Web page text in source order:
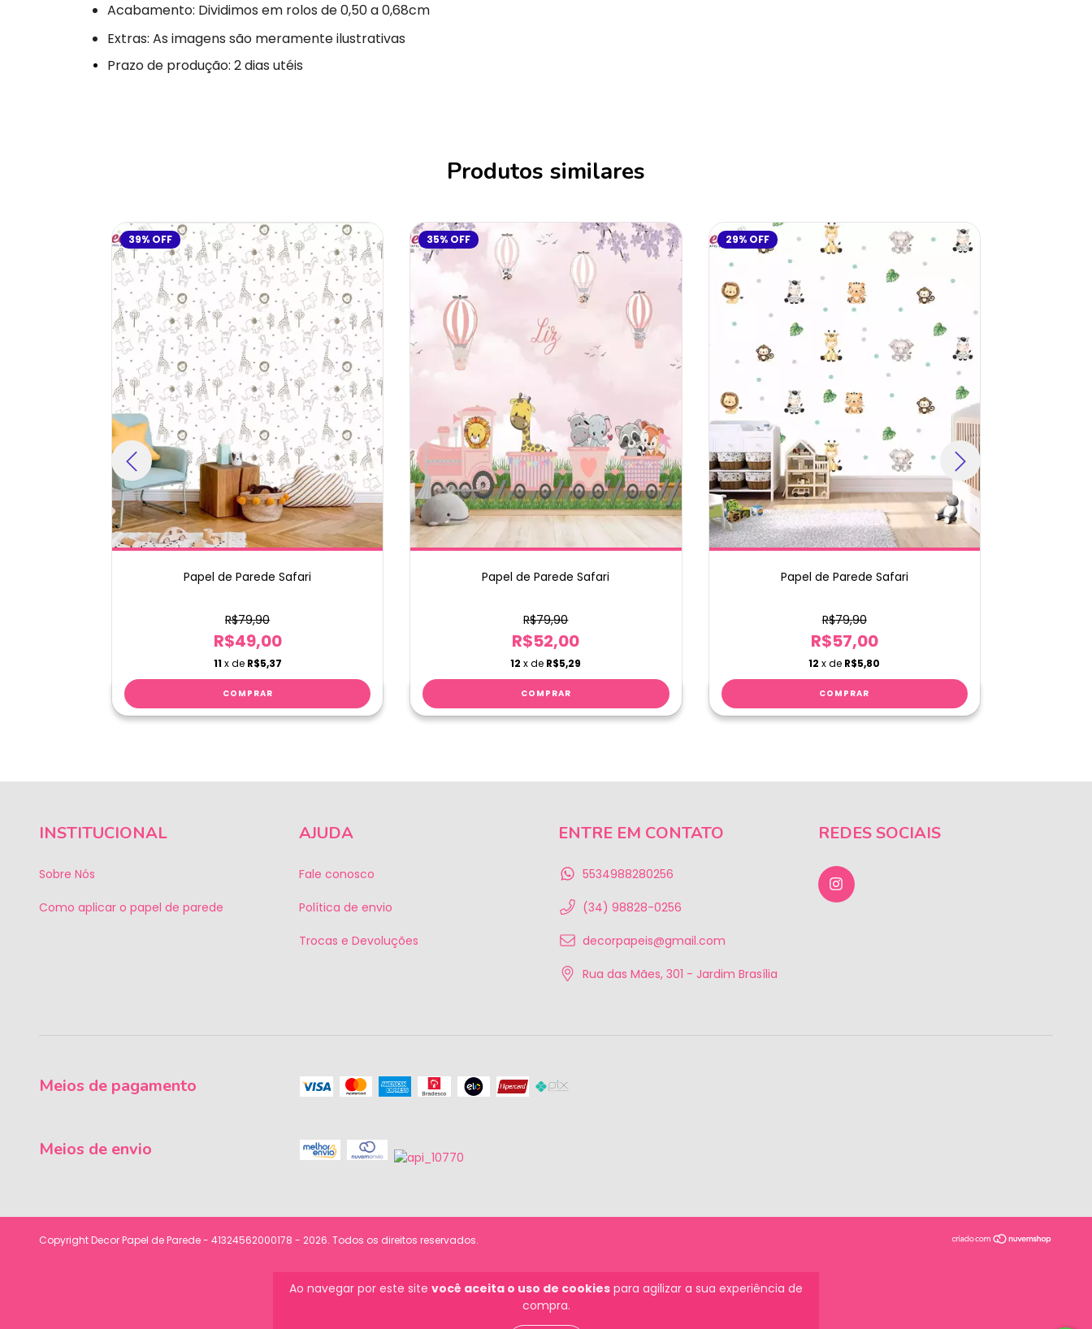
Ao navegar por este site você aceita o uso de cookies para agilizar a sua experiência de
compra.
Acabamento: Dividimos em rolos de 0,50 a 0,68cm
Extras: As imagens são meramente ilustrativas
Prazo de produção: 2 dias utéis
Produtos similares
39% OFF
Papel de Parede Safari
R$79,90
R$49,00
11x de R$5,37
35% OFF
Papel de Parede Safari
R$79,90
R$52,00
12 x de R$5,29
29% OFF
Papel de Parede Safari
R$79,90
R$57,00
12 x de R$5,80
INSTITUCIONAL
Sobre Nós
Como aplicar o papel de parede
AJUDA
Fale conosco
Política de envio
Trocas e Devoluções
ENTRE EM CONTATO
5534988280256
(34) 98828-0256
decorpapeis@gmail.com
Rua das Mães, 301 - Jardim Brasília
REDES SOCIAIS
Meios de pagamento
Meios de envio
Copyright Decor Papel de Parede - 41324562000178 - 2026. Todos os direitos reservados.